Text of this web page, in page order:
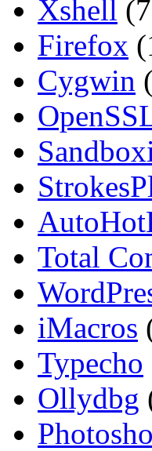
Xshell
Firefox
Cygwin
Total
iMacros
Typecho
Ollydbg